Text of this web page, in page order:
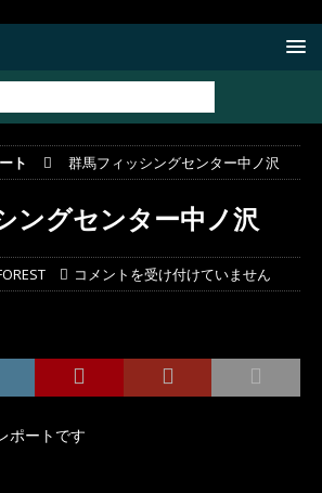
ト 群馬フィッシングセンター中ノ沢
ングセンター中ノ沢
コメントを受け付けていません
ポートです